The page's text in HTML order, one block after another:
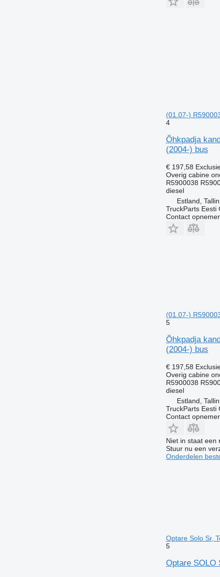
(01.07-)
4
Õhkpadja
(2004-) bus
€ 197,58
Overig cabine
R5900038
diesel
Estland,
TruckParts Eesti
Contact
(01.07-)
5
Õhkpadja
(2004-) bus
€ 197,58
Overig cabine
R5900038
diesel
Estland,
TruckParts Eesti
Contact
Niet in staat een
Stuur nu een
Onderdelen
Optare Solo Sr,
5
Optare SOLO